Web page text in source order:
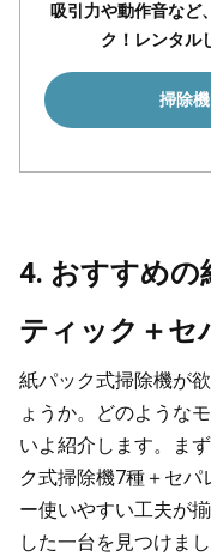
吸引力や動作音など
ク！レンタル
掃除
4. おすすめの
ティック＋セ
紙パック式掃除機が
ょうか。どのような
いよ紹介します。ま
ク式掃除機7種＋セ
ー使いやすい工夫が
した一台を見つけまし